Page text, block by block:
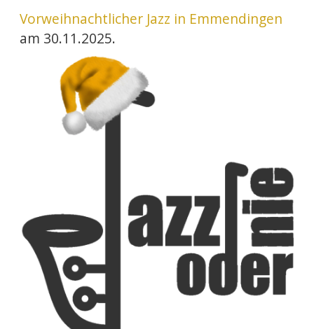
Vorweihnachtlicher Jazz in Emmendingen
am 30.11.2025.